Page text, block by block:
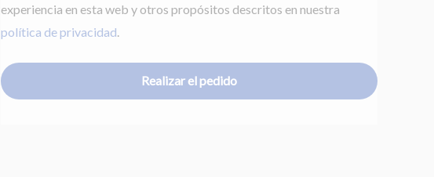
experiencia en esta web y otros propósitos descritos en nuestra
política de privacidad
Realizar el pedido